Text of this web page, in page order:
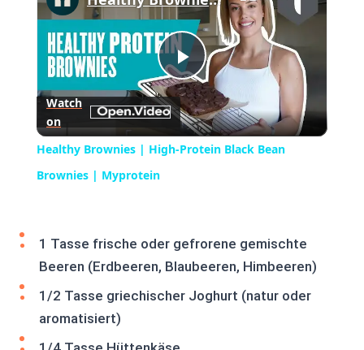
Play
Video
Watch
on
Healthy Brownies | High-Protein Black Bean
Brownies | Myprotein
1 Tasse frische oder gefrorene gemischte
Beeren (Erdbeeren, Blaubeeren, Himbeeren)
1/2 Tasse griechischer Joghurt (natur oder
aromatisiert)